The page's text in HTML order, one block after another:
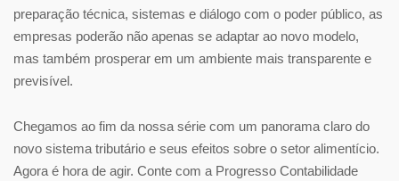
preparação técnica, sistemas e diálogo com o poder público, as
empresas poderão não apenas se adaptar ao novo modelo,
mas também prosperar em um ambiente mais transparente e
previsível.
Chegamos ao fim da nossa série com um panorama claro do
novo sistema tributário e seus efeitos sobre o setor alimentício.
Agora é hora de agir. Conte com a Progresso Contabilidade